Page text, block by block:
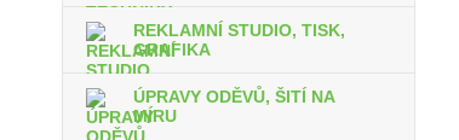
REKLAMNÍ STUDIO, TISK,
GRAFIKA
ÚPRAVY ODĚVŮ, ŠITÍ NA
MÍRU